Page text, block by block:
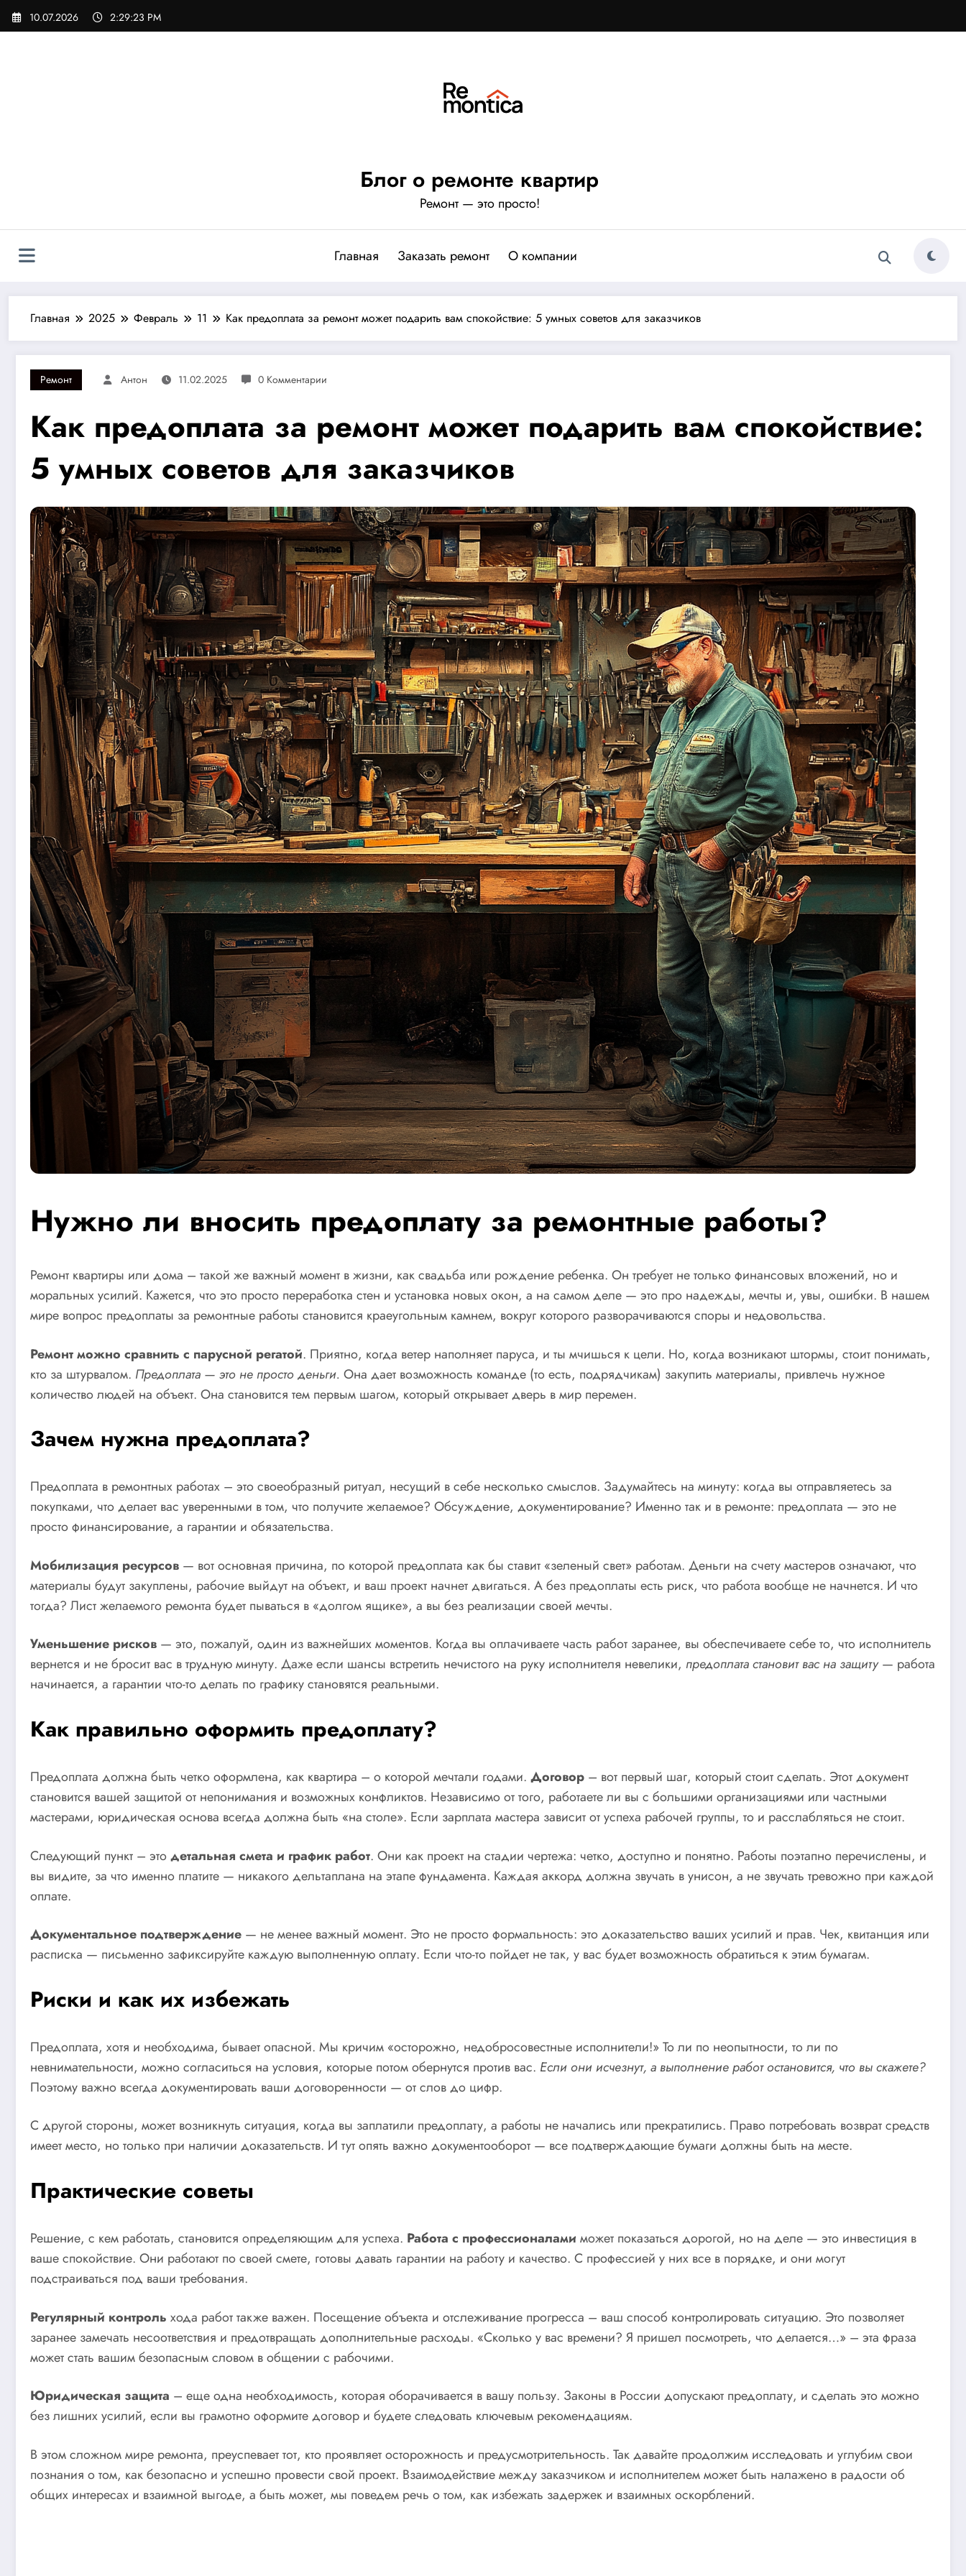
Перейти
10.07.2026 2:29:25 PM
Блог о ремонте квартир
Ремонт — это просто!
Главная Заказать ремонт О компании
Главная 2025 Февраль 11 Как предоплата за ремонт может подарить вам спокойствие: 5 умных советов для заказчиков
Ремонт Антон 11.02.2025 0 Комментарии
Как предоплата за ремонт может подарить вам спокойствие:
5 умных советов для заказчиков
Нужно ли вносить предоплату за ремонтные работы?
Ремонт квартиры или дома – такой же важный момент в жизни, как свадьба или рождение ребенка. Он требует не только финансовых вложений, но и
моральных усилий. Кажется, что это просто переработка стен и установка новых окон, а на самом деле — это про надежды, мечты и, увы, ошибки. В нашем
мире вопрос предоплаты за ремонтные работы становится краеугольным камнем, вокруг которого разворачиваются споры и недовольства.
Ремонт можно сравнить с парусной регатой. Приятно, когда ветер наполняет паруса, и ты мчишься к цели. Но, когда возникают штормы, стоит понимать,
кто за штурвалом. Предоплата — это не просто деньги. Она дает возможность команде (то есть, подрядчикам) закупить материалы, привлечь нужное
количество людей на объект. Она становится тем первым шагом, который открывает дверь в мир перемен.
Зачем нужна предоплата?
Предоплата в ремонтных работах – это своеобразный ритуал, несущий в себе несколько смыслов. Задумайтесь на минуту: когда вы отправляетесь за
покупками, что делает вас уверенными в том, что получите желаемое? Обсуждение, документирование? Именно так и в ремонте: предоплата — это не
просто финансирование, а гарантии и обязательства.
Мобилизация ресурсов — вот основная причина, по которой предоплата как бы ставит «зеленый свет» работам. Деньги на счету мастеров означают, что
материалы будут закуплены, рабочие выйдут на объект, и ваш проект начнет двигаться. А без предоплаты есть риск, что работа вообще не начнется. И что
тогда? Лист желаемого ремонта будет пываться в «долгом ящике», а вы без реализации своей мечты.
Уменьшение рисков — это, пожалуй, один из важнейших моментов. Когда вы оплачиваете часть работ заранее, вы обеспечиваете себе то, что исполнитель
вернется и не бросит вас в трудную минуту. Даже если шансы встретить нечистого на руку исполнителя невелики, предоплата становит вас на защиту— работа
начинается, а гарантии что-то делать по графику становятся реальными.
Как правильно оформить предоплату?
Предоплата должна быть четко оформлена, как квартира – о которой мечтали годами. Договор – вот первый шаг, который стоит сделать. Этот документ
становится вашей защитой от непонимания и возможных конфликтов. Независимо от того, работаете ли вы с большими организациями или частными
мастерами, юридическая основа всегда должна быть «на столе». Если зарплата мастера зависит от успеха рабочей группы, то и расслабляться не стоит.
Следующий пункт – этодетальная смета и график работ. Они как проект на стадии чертежа: четко, доступно и понятно. Работы поэтапно перечислены, и
вы видите, за что именно платите — никакого дельтаплана на этапе фундамента. Каждая аккорд должна звучать в унисон, а не звучать тревожно при каждой
оплате.
Документальное подтверждение — не менее важный момент. Это не просто формальность: это доказательство ваших усилий и прав. Чек, квитанция или
расписка — письменно зафиксируйте каждую выполненную оплату. Если что-то пойдет не так, у вас будет возможность обратиться к этим бумагам.
Риски и как их избежать
Предоплата, хотя и необходима, бывает опасной. Мы кричим «осторожно, недобросовестные исполнители!» То ли по неопытности, то ли по
невнимательности, можно согласиться на условия, которые потом обернутся против вас. Если они исчезнут, а выполнение работ остановится, что вы скажете?
Поэтому важно всегда документировать ваши договоренности — от слов до цифр.
С другой стороны, может возникнуть ситуация, когда вы заплатили предоплату, а работы не начались или прекратились. Право потребовать возврат средств
имеет место, но только при наличии доказательств. И тут опять важно документооборот — все подтверждающие бумаги должны быть на месте.
Практические советы
Решение, с кем работать, становится определяющим для успеха. Работа с профессионалами может показаться дорогой, но на деле — это инвестиция в
ваше спокойствие. Они работают по своей смете, готовы давать гарантии на работу и качество. С профессией у них все в порядке, и они могут
подстраиваться под ваши требования.
Регулярный контроль хода работ также важен. Посещение объекта и отслеживание прогресса – ваш способ контролировать ситуацию. Это позволяет
заранее замечать несоответствия и предотвращать дополнительные расходы. «Сколько у вас времени? Я пришел посмотреть, что делается…» – эта фраза
может стать вашим безопасным словом в общении с рабочими.
Юридическая защита – еще одна необходимость, которая оборачивается в вашу пользу. Законы в России допускают предоплату, и сделать это можно
без лишних усилий, если вы грамотно оформите договор и будете следовать ключевым рекомендациям.
В этом сложном мире ремонта, преуспевает тот, кто проявляет осторожность и предусмотрительность. Так давайте продолжим исследовать и углубим свои
познания о том, как безопасно и успешно провести свой проект. Взаимодействие между заказчиком и исполнителем может быть налажено в радости об
общих интересах и взаимной выгоде, а быть может, мы поведем речь о том, как избежать задержек и взаимных оскорблений.